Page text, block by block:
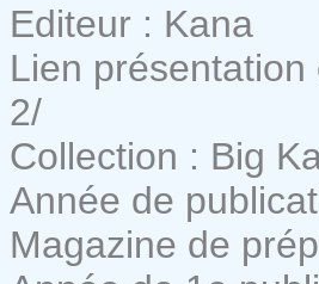
Editeur : Kana
Lien
2/
Collection : Big
Année de
Magazine de